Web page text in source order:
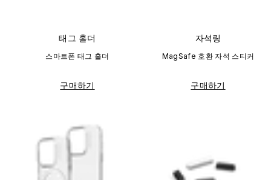
태그 홀더
스마트폰 태그 홀더
구매하기
자석링
MagSafe 호환 자석 스티커
구매하기